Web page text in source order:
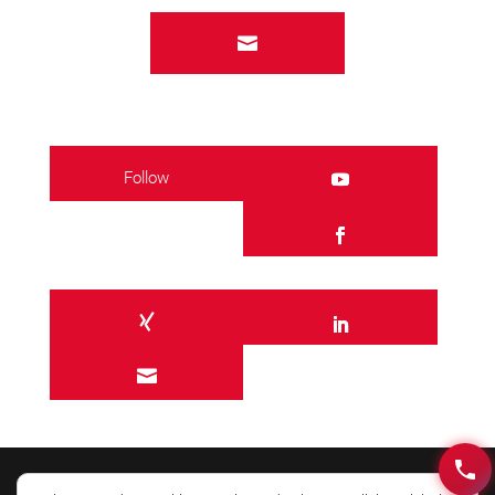

Follow
